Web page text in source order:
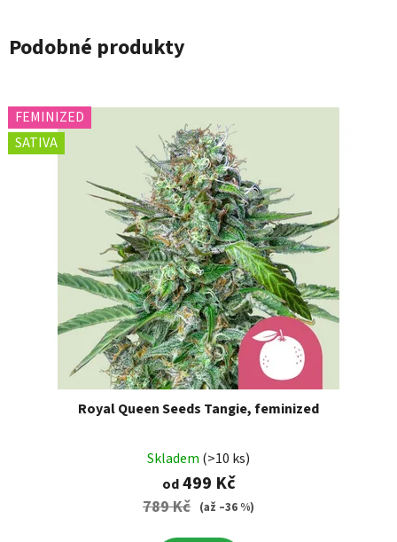
Podobné produkty
FEMINIZED
SATIVA
Royal Queen Seeds Tangie, feminized
Skladem (>10 ks)
od499 Kč
789 Kč (až –36 %)